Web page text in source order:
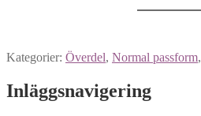
Kategorier: Överdel, Normal passform,
Inläggsnavigering